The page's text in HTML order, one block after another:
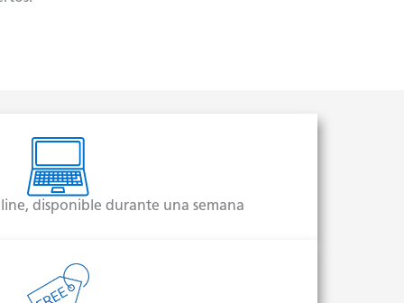
disponible durante una semana